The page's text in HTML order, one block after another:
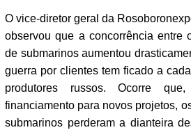
O vice-diretor geral da
observou que a concorrência entre
de submarinos aumentou
guerra por clientes tem ficado a
produtores russos. Ocorre
financiamento para novos projetos,
submarinos perderam a dianteira